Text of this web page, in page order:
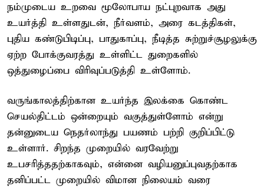
நம்முடைய உறவை மூலோபாய நட்புறவாக அது
உயர்த்தி உள்ளதுடன், நீர்வளம், அரை கடத்திகள்,
புதிய கண்டுபிடிப்பு, பாதுகாப்பு, நீடித்த சுற்றுச்சூழலுக்கு
ஏற்ற போக்குவரத்து உள்ளிட்ட துறைகளில்
ஒத்துழைப்பை விரிவுப்படுத்தி உள்ளோம்.
வருங்காலத்திற்கான உயர்ந்த இலக்கை கொண்ட
செயல்திட்டம் ஒன்றையும் வகுத்துள்ளோம் என்று
தன்னுடைய நெதர்லாந்து பயணம் பற்றி குறிப்பிட்டு
உள்ளார். சிறந்த முறையில் வரவேற்று
உபசரித்ததற்காகவும், என்னை வழியனுப்புவதற்காக
தனிப்பட்ட முறையில் விமான நிலையம் வரை